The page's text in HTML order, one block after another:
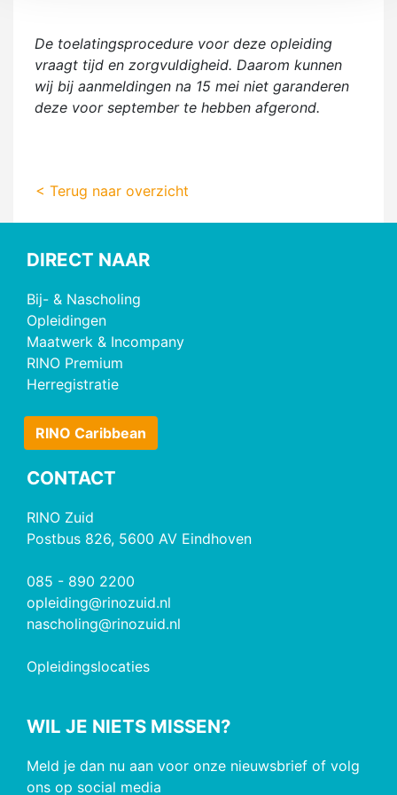
De toelatingsprocedure voor deze opleiding
vraagt tijd en zorgvuldigheid. Daarom kunnen
wij bij aanmeldingen na 15 mei niet garanderen
deze voor september te hebben afgerond.
< Terug naar overzicht
DIRECT NAAR
Bij- & Nascholing
Opleidingen
Maatwerk & Incompany
RINO Premium
Herregistratie
RINO Caribbean
CONTACT
RINO Zuid
Postbus 826, 5600 AV Eindhoven
085 - 890 2200
opleiding@rinozuid.nl
nascholing@rinozuid.nl
Opleidingslocaties
WIL JE NIETS MISSEN?
Meld je dan nu aan voor onze nieuwsbrief of volg
ons op social media